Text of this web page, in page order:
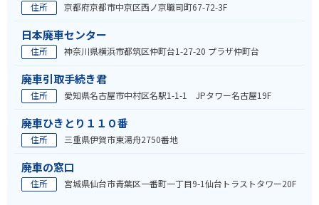
住所 京都府京都市中京区西ノ京職司町67-72-3F
日本廃車センター
住所 神奈川県横浜市都筑区仲町台1-27-20 プラザ仲町台
廃車引取手続き君
住所 愛知県名古屋市中村区名駅1-1-1 JPタワー名古屋19F
廃車ひきとり１１０番
住所 三重県伊賀市東湯舟2750番地
廃車の窓口
住所 宮城県仙台市青葉区一番町一丁目9-1仙台トラストタワー20F